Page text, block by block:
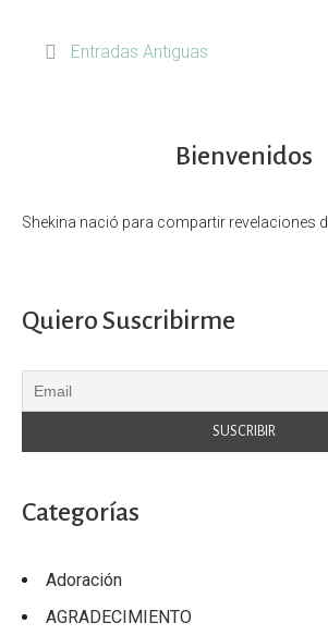
Entradas Antiguas
Bienvenidos
Shekina nació para compartir revelaciones
Quiero Suscribirme
Categorías
Adoración
AGRADECIMIENTO